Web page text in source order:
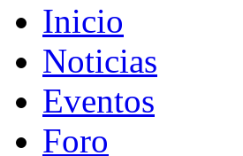
Inicio
Noticias
Eventos
Foro